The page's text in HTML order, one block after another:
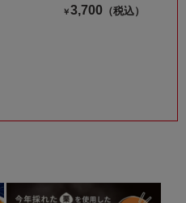
￥3,700 （税込）